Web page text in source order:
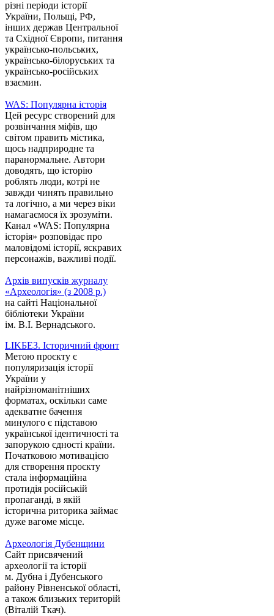
різні періоди історії
України, Польщі, РФ,
інших держав Центральної
та Східної Європи, питання
українсько-польських,
українсько-білоруських та
українсько-російських
взаємин.
WAS: Популярна історія
Цей ресурс створений для
розвінчання міфів, що
світом править містика,
щось надприродне та
паранормальне. Автори
доводять, що історію
роблять люди, котрі не
завжди чинять правильно
та логічно, а ми через віки
намагаємося їх зрозуміти.
Канал «WAS: Популярна
історія» розповідає про
маловідомі історії, яскравих
персонажів, важливі події.
Архів випусків журналу
«Археологія» (з 2008 р.)
на сайті Національної
бібліотеки України
ім. В.І. Вернадського.
LIKБЕЗ. Історичний фронт
Метою проєкту є
популяризація історії
України у
найрізноманітніших
форматах, оскільки саме
адекватне бачення
минулого є підставою
української ідентичності та
запорукою єдності країни.
Початковою мотивацією
для створення проєкту
стала інформаційна
протидія російській
пропаганді, в якій
історична риторика займає
дуже вагоме місце.
Археологія Дубенщини
Сайт присвячений
археології та історії
м. Дубна і Дубенського
району Рівненської області,
а також близьких територій
(Віталій Ткач).